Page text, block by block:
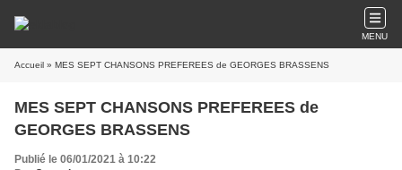
MENU
Accueil » MES SEPT CHANSONS PREFEREES de GEORGES BRASSENS
MES SEPT CHANSONS PREFEREES de
GEORGES BRASSENS
Publié le 06/01/2021 à 10:22